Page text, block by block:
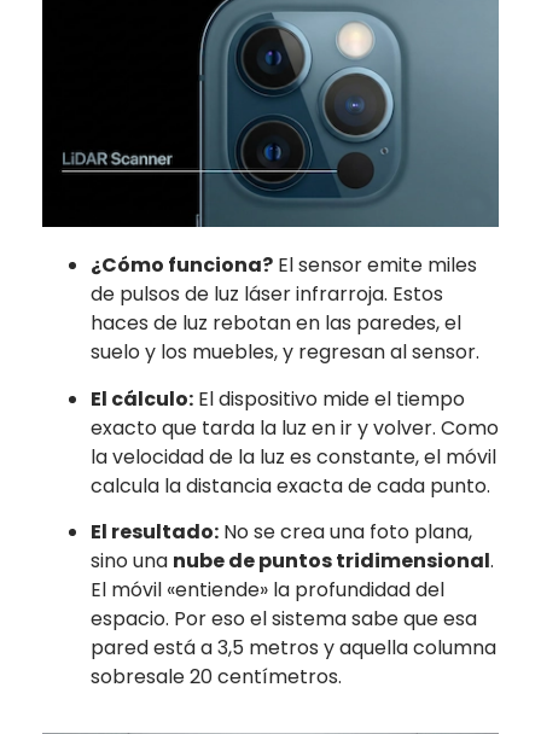
¿Cómo funciona? El sensor emite miles
de pulsos de luz láser infrarroja. Estos
haces de luz rebotan en las paredes, el
suelo y los muebles, y regresan al sensor.
El cálculo: El dispositivo mide el tiempo
exacto que tarda la luz en ir y volver. Como
la velocidad de la luz es constante, el móvil
calcula la distancia exacta de cada punto.
El resultado: No se crea una foto plana,
sino una nube de puntos tridimensional.
El móvil «entiende» la profundidad del
espacio. Por eso el sistema sabe que esa
pared está a 3,5 metros y aquella columna
sobresale 20 centímetros.